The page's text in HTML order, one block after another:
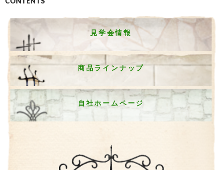
見学会情報
商品ラインナップ
自社ホームページ